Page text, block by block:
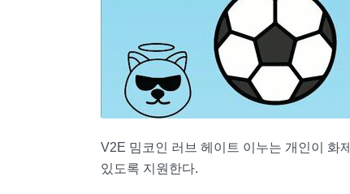
V2E 밈코인 러브 헤이트 이누는 개인이 화
있도록 지원한다.